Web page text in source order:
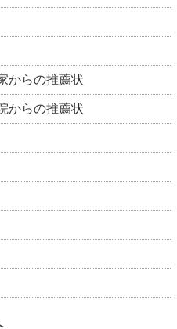
からの推薦状
からの推薦状